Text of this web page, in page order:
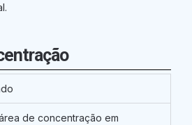
de concentração em